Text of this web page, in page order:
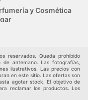
y Cosmética
reservados. Queda prohibido
antemano. Las fotografías,
ilustrativos. Las precios con
en este sitio. Las ofertas son
agotar stock. El objetivo de
reclamar los productos. Los